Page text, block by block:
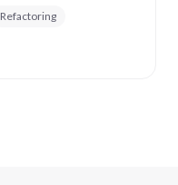
Refactoring